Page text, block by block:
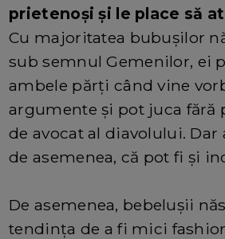
prietenoși și le place să
Cu majoritatea bubușilor
sub semnul Gemenilor, ei
ambele părți când vine
argumente și pot juca fără
de avocat al diavolului. Dar
de asemenea, că pot fi și
De asemenea, bebelușii
tendința de a fi mici